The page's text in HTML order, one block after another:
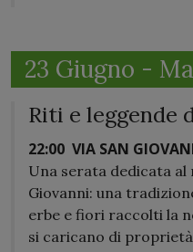
23 Giugno -
Riti e leggende
22:00 VIA SAN
Una serata dedicata al
Giovanni: una
erbe e fiori raccolti la
si caricano di